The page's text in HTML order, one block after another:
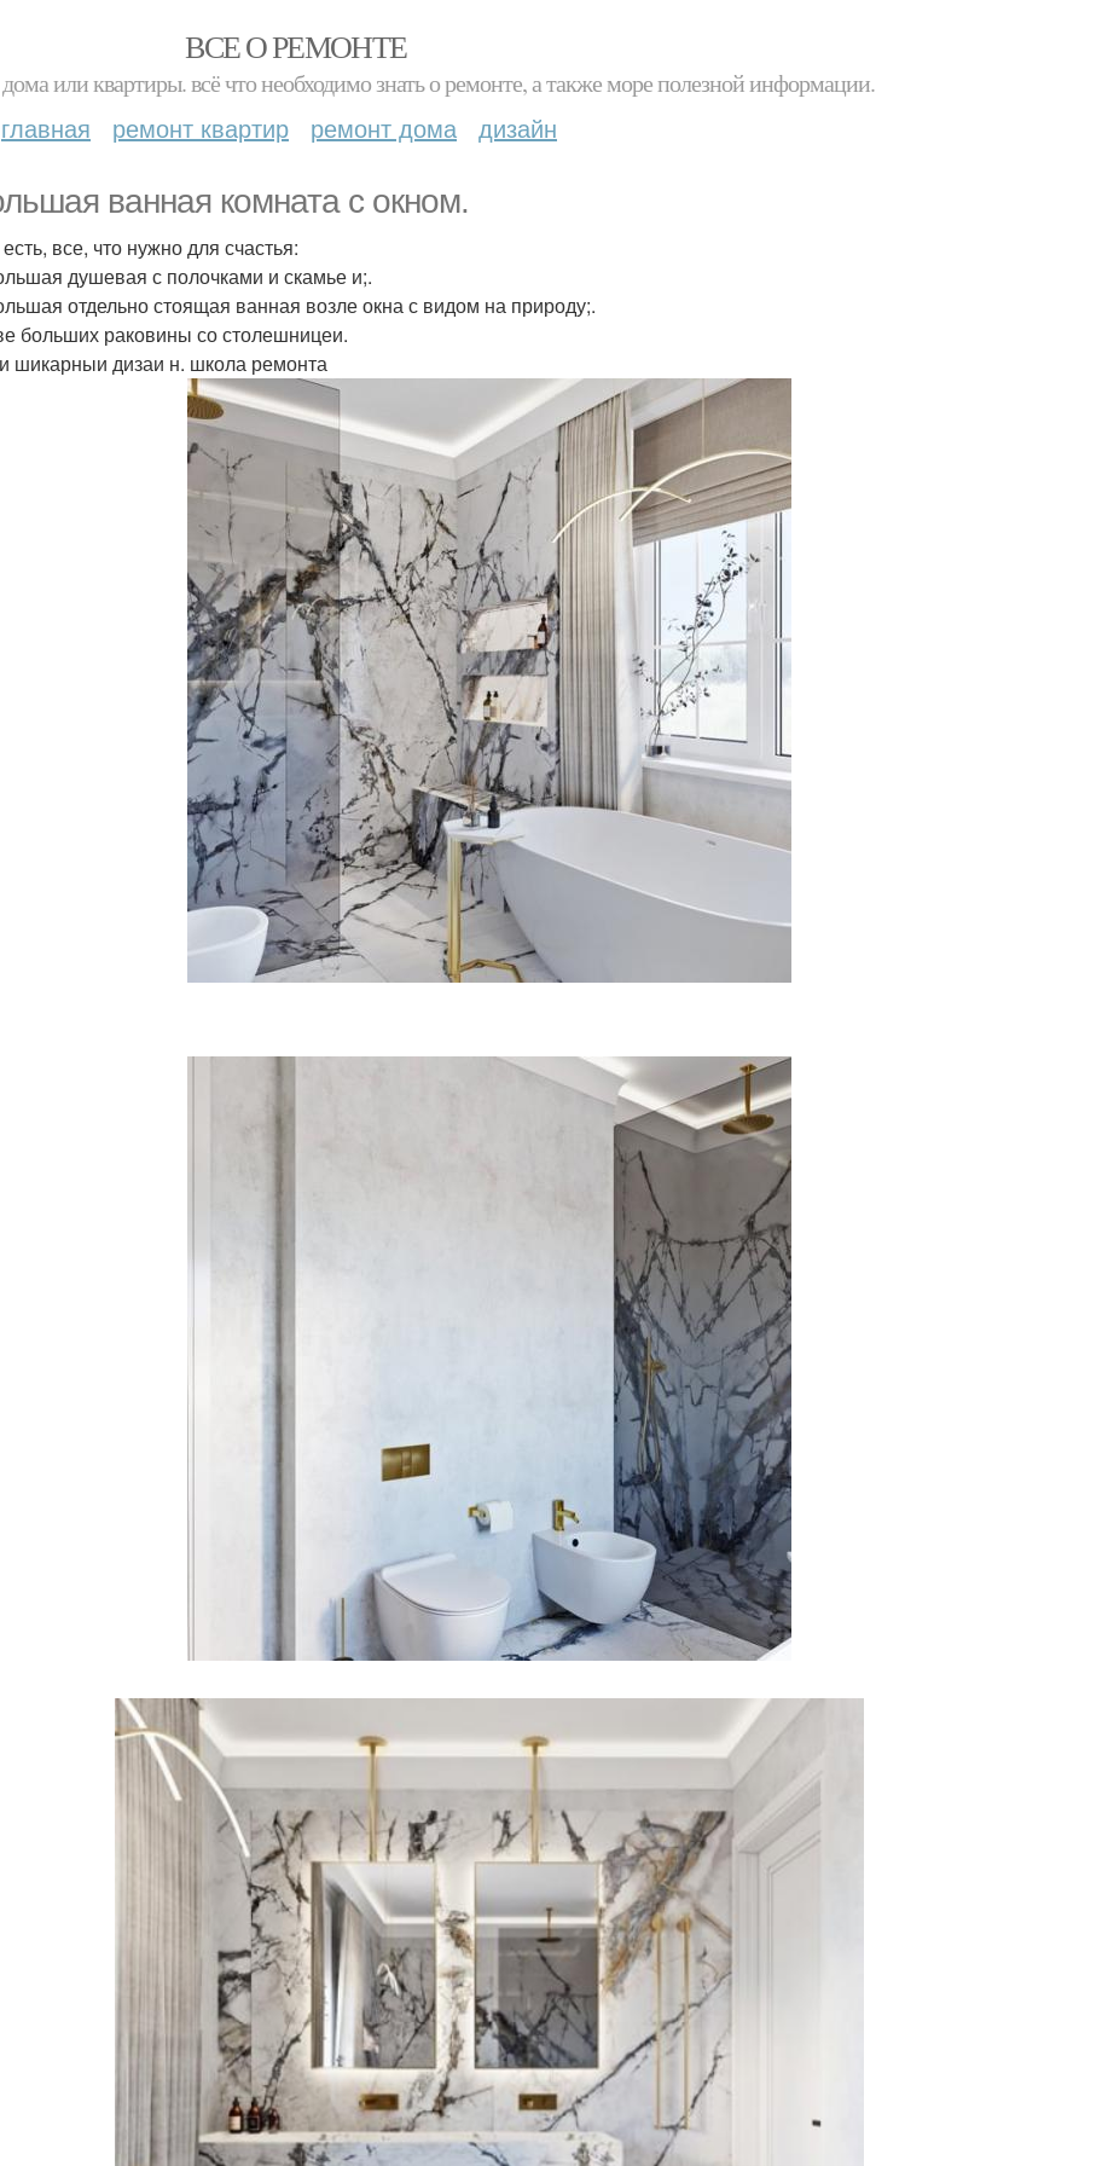
ВСЕ О РЕМОНТЕ
или квартиры. всё что необходимо знать о ремонте, а также море полезной информации.
главная ремонт квартир ремонт дома дизайн
ванная комната с окном.
все, что нужно для счастья:
душевая с полочками и скамье и;.
отдельно стоящая ванная возле окна с видом на природу;.
больших раковины со столешницеи.
шикарныи дизаи н. школа ремонта